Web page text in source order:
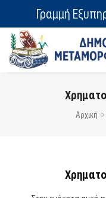
Γραμμή
Αρχική